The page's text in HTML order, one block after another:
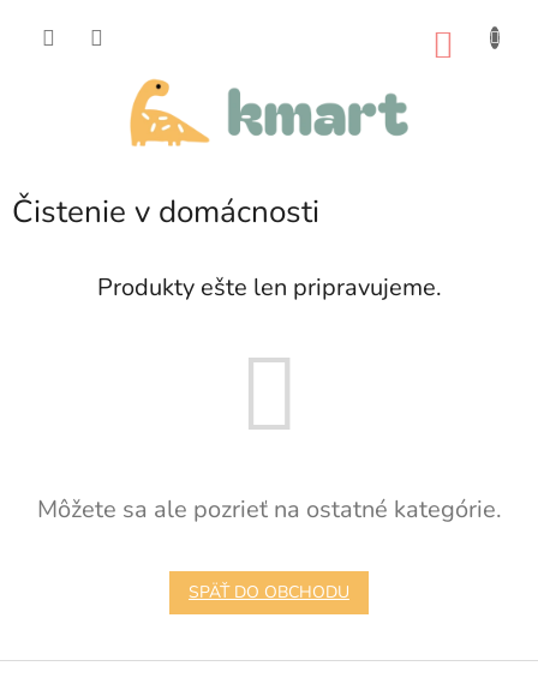
Čistenie v domácnosti
Produkty ešte len pripravujeme.
Môžete sa ale pozrieť na ostatné kategórie.
SPÄŤ DO OBCHODU
Z